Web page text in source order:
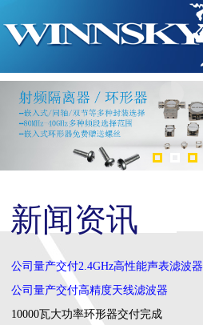
新闻资讯
公司量产交付2.4GHz高性能声表滤波器
公司量产交付高精度天线滤波器
10000瓦大功率环形器交付完成